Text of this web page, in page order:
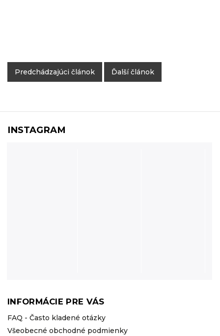
Predchádzajúci článok Ďalší článok
INFORMÁCIE PRE VÁS
FAQ - Často kladené otázky
Všeobecné obchodné podmienky
INSTAGRAM